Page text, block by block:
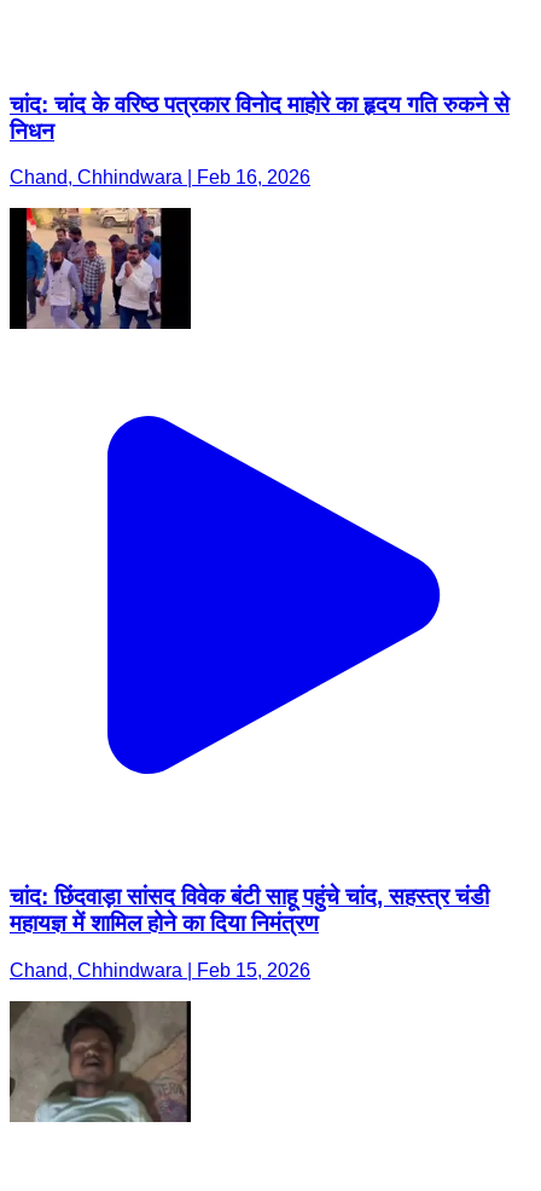
चांद: चांद के वरिष्ठ पत्रकार विनोद माहोरे का हृदय गति रुकने से
निधन
Chand, Chhindwara | Feb 16, 2026
चांद: छिंदवाड़ा सांसद विवेक बंटी साहू पहुंचे चांद, सहस्त्र चंडी
महायज्ञ में शामिल होने का दिया निमंत्रण
Chand, Chhindwara | Feb 15, 2026